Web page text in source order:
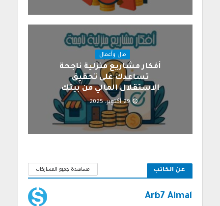
مال وأعمال
أفكار مشاريع منزلية ناجحة
تساعدك على تحقيق
الاستقلال المالي من بيتك
29 أكتوبر، 2025
عن الكاتب مشاهدة جميع المشاركات
Arb7 Almal